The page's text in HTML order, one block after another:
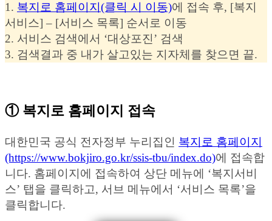
1. 복지로 홈페이지(클릭 시 이동)에 접속 후, [복지
서비스] – [서비스 목록] 순서로 이동
2. 서비스 검색에서 ‘대상포진’ 검색
3. 검색결과 중 내가 살고있는 지자체를 찾으면 끝.
① 복지로 홈페이지 접속
대한민국 공식 전자정부 누리집인 복지로 홈페이지
(https://www.bokjiro.go.kr/ssis-tbu/index.do)에 접속합
니다. 홈페이지에 접속하여 상단 메뉴에 ‘복지서비
스’ 탭을 클릭하고, 서브 메뉴에서 ‘서비스 목록’을
클릭합니다.